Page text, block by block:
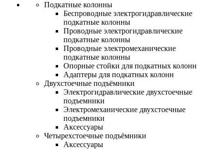
Подкатные колонны
Беспроводные электрогидравлические
подкатные колонны
Проводные электрогидравлические
подкатные колонны
Проводные электромеханические
подкатные колонны
Опорные стойки для подкатных колонн
Адаптеры для подкатных колонн
Двухстоечные подъёмники
Электрогидравлические двухстоечные
подъемники
Электромеханические двухстоечные
подъемники
Аксессуары
Четырехстоечные подъёмники
Аксессуары